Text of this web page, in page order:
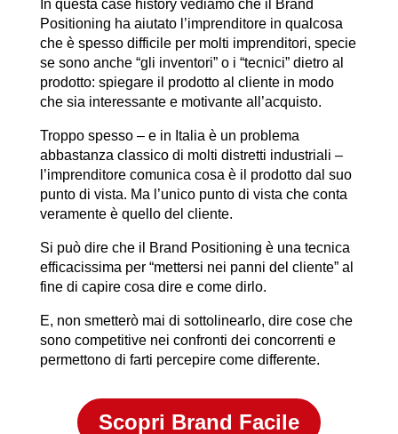
In questa case history vediamo che il Brand
Positioning ha aiutato l’imprenditore in qualcosa
che è spesso difficile per molti imprenditori, specie
se sono anche “gli inventori” o i “tecnici” dietro al
prodotto: spiegare il prodotto al cliente in modo
che sia interessante e motivante all’acquisto.
Troppo spesso – e in Italia è un problema
abbastanza classico di molti distretti industriali –
l’imprenditore comunica cosa è il prodotto dal suo
punto di vista. Ma l’unico punto di vista che conta
veramente è quello del cliente.
Si può dire che il Brand Positioning è una tecnica
efficacissima per “mettersi nei panni del cliente” al
fine di capire cosa dire e come dirlo.
E, non smetterò mai di sottolinearlo, dire cose che
sono competitive nei confronti dei concorrenti e
permettono di farti percepire come differente.
Scopri Brand Facile